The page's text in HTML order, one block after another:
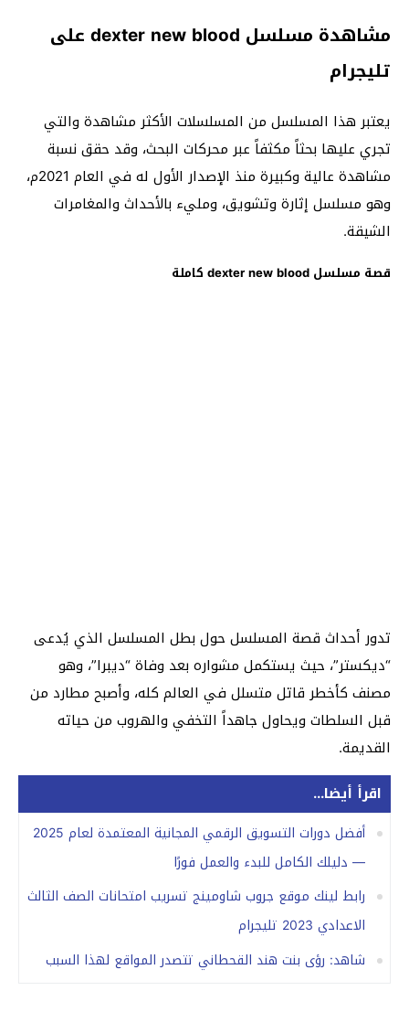
مشاهدة مسلسل dexter new blood على
تليجرام
يعتبر هذا المسلسل من المسلسلات الأكثر مشاهدة والتي
تجري عليها بحثاً مكثفاً عبر محركات البحث، وقد حقق نسبة
مشاهدة عالية وكبيرة منذ الإصدار الأول له في العام 2021م،
وهو مسلسل إثارة وتشويق، ومليء بالأحداث والمغامرات
الشيقة.
قصة مسلسل dexter new blood كاملة
تدور أحداث قصة المسلسل حول بطل المسلسل الذي يُدعى
“ديكستر”، حيث يستكمل مشواره بعد وفاة “ديبرا”، وهو
مصنف كأخطر قاتل متسلل في العالم كله، وأصبح مطارد من
قبل السلطات ويحاول جاهداً التخفي والهروب من حياته
القديمة.
اقرأ أيضا...
أفضل دورات التسويق الرقمي المجانية المعتمدة لعام 2025
— دليلك الكامل للبدء والعمل فورًا
رابط لينك موقع جروب شاومينج تسريب امتحانات الصف الثالث
الاعدادي 2023 تليجرام
شاهد: رؤى بنت هند القحطاني تتصدر المواقع لهذا السبب